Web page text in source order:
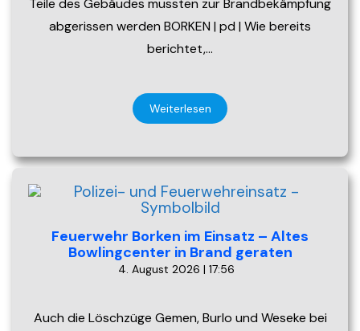
Teile des Gebäudes mussten zur Brandbekämpfung
abgerissen werden BORKEN | pd | Wie bereits
berichtet,…
Weiterlesen
Feuerwehr Borken im Einsatz – Altes
Bowlingcenter in Brand geraten
4. August 2026 | 17:56
Auch die Löschzüge Gemen, Burlo und Weseke bei